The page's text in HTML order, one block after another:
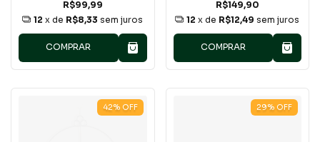
R$99,99
12 x de R$8,33 sem juros
COMPRAR
R$149,90
12 x de R$12,49 sem juros
COMPRAR
42% OFF 29% OFF